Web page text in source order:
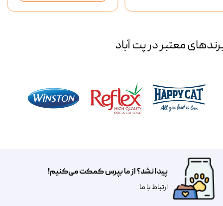
معتبر در پت آباد
پیدا نشد؟ از ما بپرس کمکت می‌کنیم!
​​​ارتباط با ما